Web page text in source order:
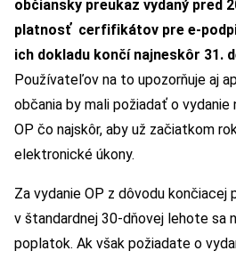
občiansky preukaz vydaný pred
platnosť cerfifikátov pre e-
ich dokladu končí najneskôr 31.
Používateľov na to upozorňuje aj
občania by mali požiadať o
OP čo najskôr, aby už začiatkom
elektronické úkony.
Za vydanie OP z dôvodu
v štandardnej 30-dňovej lehote sa
poplatok. Ak však požiadate o